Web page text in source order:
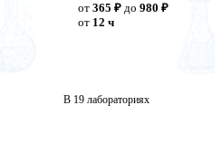
от 365 ₽ до 980 ₽
от 12 ч
В 19 лабораториях